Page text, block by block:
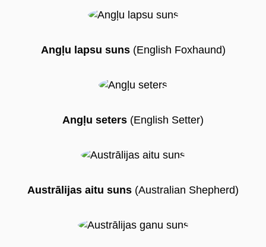
Angļu lapsu suns(English Foxhaund)
Angļu seters (English Setter)
Austrālijas aitu suns (Australian Shepherd)